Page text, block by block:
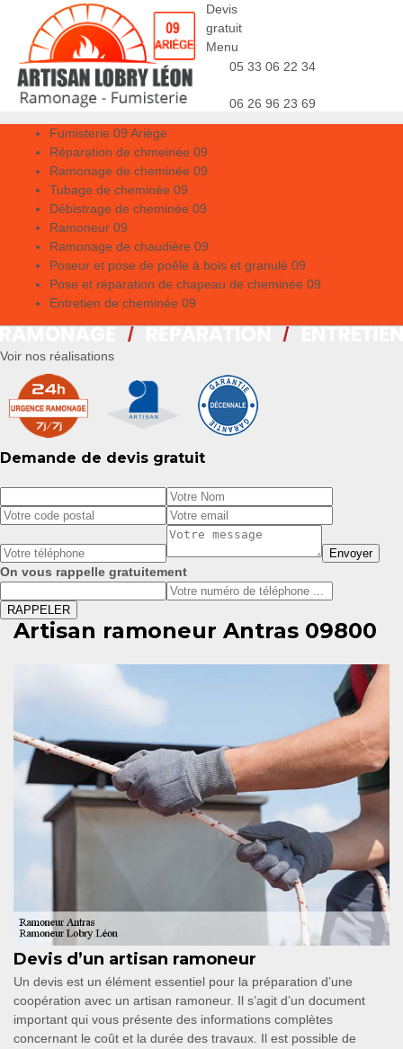
Devis
gratuit
Menu
05 33 06 22 34
06 26 96 23 69
Fumisterie 09 Ariège
Réparation de chmeinée 09
Ramonage de cheminée 09
Tubage de cheminée 09
Débistrage de cheminée 09
Ramoneur 09
Ramonage de chaudière 09
Poseur et pose de poêle à bois et granulé 09
Pose et réparation de chapeau de cheminée 09
Entretien de cheminée 09
Voir nos réalisations
Demande de devis gratuit
On vous rappelle gratuitement
Artisan ramoneur Antras 09800
Devis d’un artisan ramoneur
Un devis est un élément essentiel pour la préparation d’une
coopération avec un artisan ramoneur. Il s’agit d’un document
important qui vous présente des informations complètes
concernant le coût et la durée des travaux. Il est possible de